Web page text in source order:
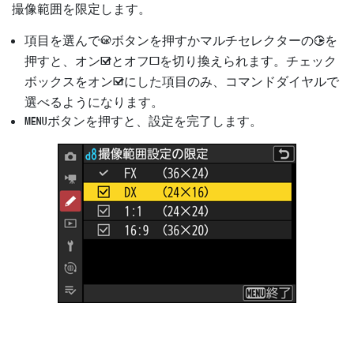
撮像範囲を限定 します。
項目を選んでJボタンを押すかマルチセレクターの2を
押すと、オンMとオフUを切り換えられます。チェック
ボックスをオンMにした項目のみ、コマンドダイヤルで
選べるようになります。
Gボタンを押すと、設定を完了します。